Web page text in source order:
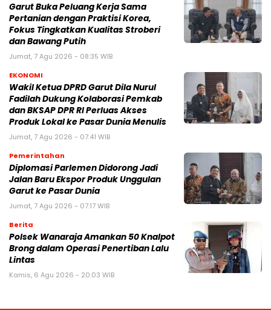
Garut Buka Peluang Kerja Sama
Pertanian dengan Praktisi Korea,
Fokus Tingkatkan Kualitas Stroberi
dan Bawang Putih
Jumat, 7 Agu 2026 - 08:35 WIB
EKONOMI
Wakil Ketua DPRD Garut Dila Nurul
Fadilah Dukung Kolaborasi Pemkab
dan BKSAP DPR RI Perluas Akses
Produk Lokal ke Pasar Dunia Menulis
Jumat, 7 Agu 2026 - 07:41 WIB
Pemerintahan
Diplomasi Parlemen Didorong Jadi
Jalan Baru Ekspor Produk Unggulan
Garut ke Pasar Dunia
Jumat, 7 Agu 2026 - 07:17 WIB
Berita
Polsek Wanaraja Amankan 50 Knalpot
Brong dalam Operasi Penertiban Lalu
Lintas
Kamis, 6 Agu 2026 - 20:03 WIB